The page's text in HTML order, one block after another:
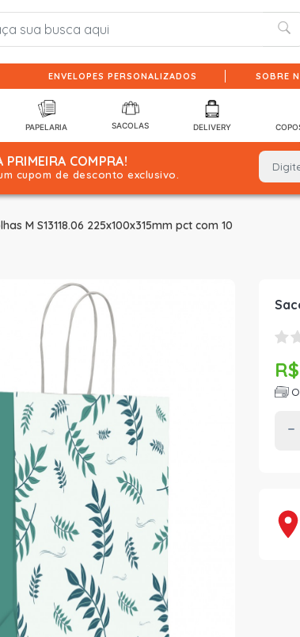
ENVELOPES PERSONALIZADOS SOBRE
PAPELARIA SACOLAS DELIVERY
PRIMEIRA COMPRA!
cupom de desconto exclusivo.
M S13118.06 225x100x315mm pct com 10